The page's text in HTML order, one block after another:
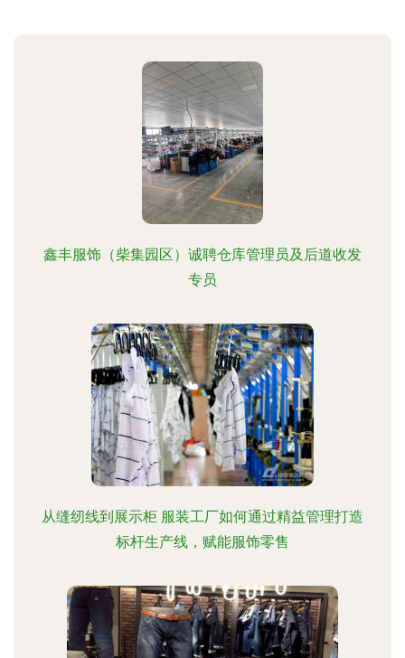
鑫丰服饰（柴集园区）诚聘仓库管理员及后道收发
专员
从缝纫线到展示柜 服装工厂如何通过精益管理打造
标杆生产线，赋能服饰零售